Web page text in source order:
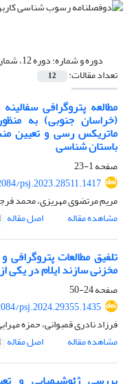
دوره و شماره:دوره 12، شماره 24، دی 1403، صفحه 1-248
تعداد مقالات: 12
مطالعه پتروگرافی
(خراسان جنوبی) به
ماتریکس رسی و تعیین
باستان شناسی
صفحه1-23
psj.2023.28511.1417
مریم مرتضوی مهریزی، محمد
مشاهده مقاله
اصل مقاله
تلفیق مطالعات پتروگرافی
مخزنی سازند ایلام در
صفحه24-50
psj.2024.29355.1435
فرزاد نادری قمبوانی، حمزه
مشاهده مقاله
اصل مقاله